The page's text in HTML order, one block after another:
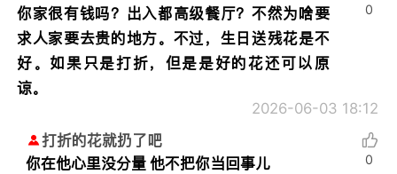
你家很有钱吗？出入都高级餐厅？不然为啥要
求人家要去贵的地方。不过，生日送残花是不
好。如果只是打折，但是是好的花还可以原
谅。
2026-06-03 18:12
0
打折的花就扔了吧
你在他心里没分量 他不把你当回事儿
0